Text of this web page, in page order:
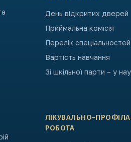
День відкритих дверей
Приймальна комісія
Перелік спеціальностей
Вартість навчання
Зі шкільної парти – у
ЛІКУВАЛЬНО-
РОБОТА